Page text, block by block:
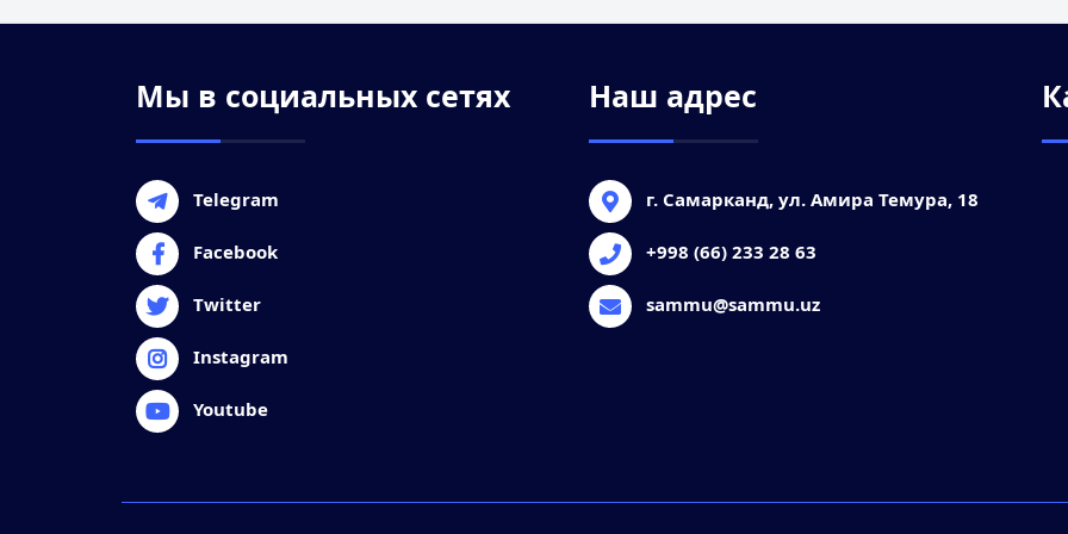
Мы в социальных сетях
Telegram
Facebook
Twitter
Instagram
Youtube
Наш адрес
г. Самарканд, ул. Амира Темура, 18
+998 (66) 233 28 63
sammu@sammu.uz